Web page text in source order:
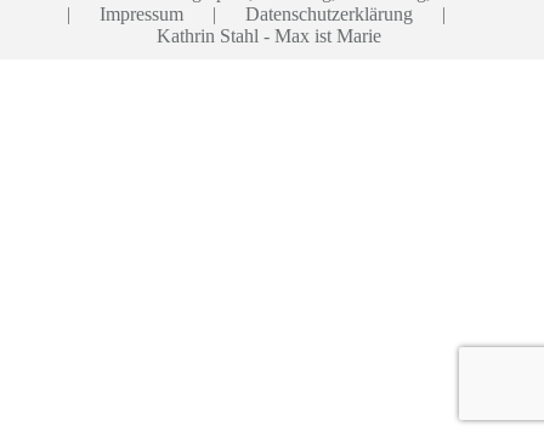
|Impressum |Datenschutzerklärung |
Kathrin Stahl - Max ist Marie